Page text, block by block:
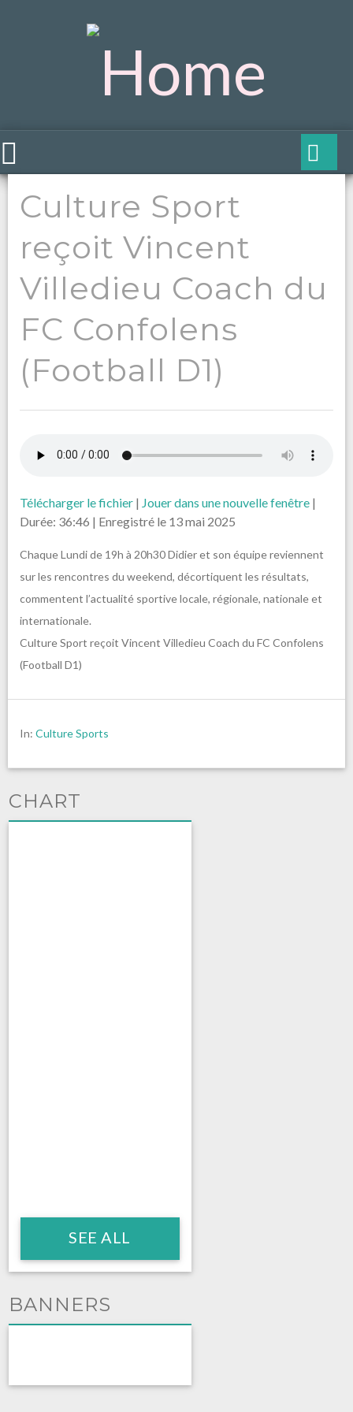
Culture Sport
reçoit Vincent
Villedieu Coach du
FC Confolens
(Football D1)
Télécharger le fichier | Jouer dans une nouvelle fenêtre |
Durée: 36:46 | Enregistré le 13 mai 2025
Chaque Lundi de 19h à 20h30 Didier et son équipe reviennent
sur les rencontres du weekend, décortiquent les résultats,
commentent l’actualité sportive locale, régionale, nationale et
internationale.
Culture Sport reçoit Vincent Villedieu Coach du FC Confolens
(Football D1)
In: Culture Sports
CHART
SEE ALL
BANNERS